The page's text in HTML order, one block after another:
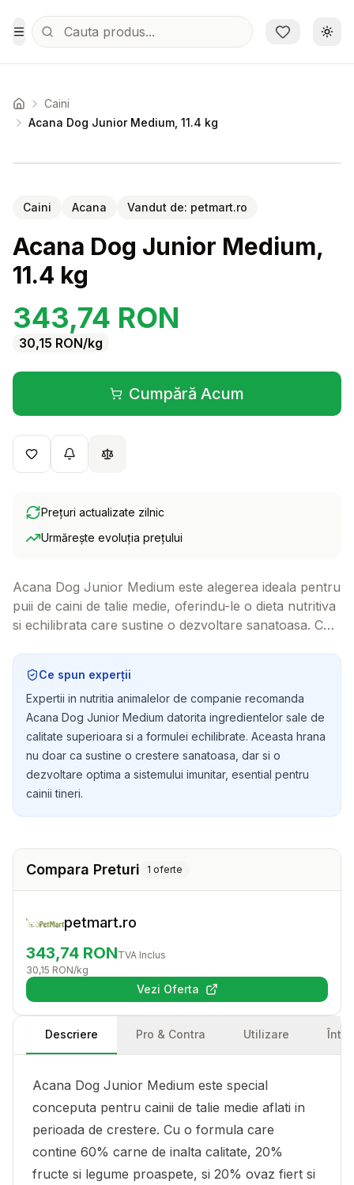
Sari la conținutul principal
Toggle Menu
Acasa Caini
Acana Dog Junior Medium, 11.4 kg
Caini Acana Vandut de: petmart.ro
Acana Dog Junior Medium,
11.4 kg
343,74 RON
30,15 RON/kg
Cumpără Acum
(se deschide într-o filă
Prețuri actualizate zilnic
Urmărește evoluția prețului
Acana Dog Junior Medium este alegerea ideala pentru
puii de caini de talie medie, oferindu-le o dieta nutritiva
si echilibrata care sustine o dezvoltare sanatoasa. Cu
asigura ca micutul tau prieten creste puternic si plin de
vitalitate.
Ce spun experții
Expertii in nutritia animalelor de companie recomanda
Acana Dog Junior Medium datorita ingredientelor sale de
calitate superioara si a formulei echilibrate. Aceasta hrana
nu doar ca sustine o crestere sanatoasa, dar si o
dezvoltare optima a sistemului imunitar, esential pentru
cainii tineri.
Compara Preturi 1 oferte
petmart.ro
343,74 RONTVA Inclus
30,15 RON/kg
Vezi Oferta(se deschide într-o filă nouă)
Descriere Pro & Contra Utilizare
Acana Dog Junior Medium este special
conceputa pentru cainii de talie medie aflati in
perioada de crestere. Cu o formula care
contine 60% carne de inalta calitate, 20%
fructe si legume proaspete, si 20% ovaz fiert si